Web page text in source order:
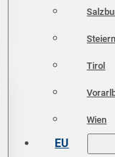
Tirol
Wien
EU